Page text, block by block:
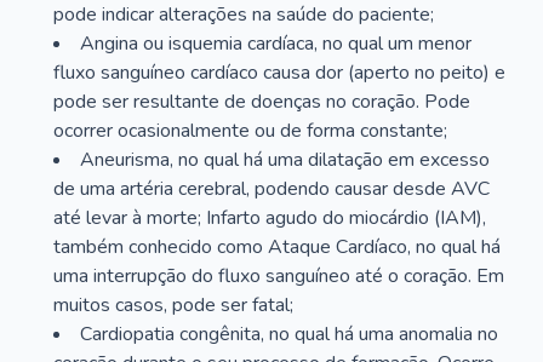
pode indicar alterações na saúde do paciente;
Angina ou isquemia cardíaca, no qual um menor
fluxo sanguíneo cardíaco causa dor (aperto no peito) e
pode ser resultante de doenças no coração. Pode
ocorrer ocasionalmente ou de forma constante;
Aneurisma, no qual há uma dilatação em excesso
de uma artéria cerebral, podendo causar desde AVC
até levar à morte; Infarto agudo do miocárdio (IAM),
também conhecido como Ataque Cardíaco, no qual há
uma interrupção do fluxo sanguíneo até o coração. Em
muitos casos, pode ser fatal;
Cardiopatia congênita, no qual há uma anomalia no